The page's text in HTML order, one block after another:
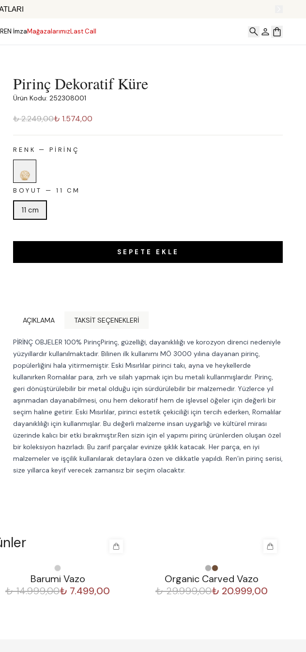
REN İmzaMağazalarımızLast Call
Pirinç Dekoratif Küre
Ürün Kodu: 252308001
₺ 2.249,00₺ 1.574,00
RENK — PIRINÇ
BOYUT — 11 CM
11 cm
SEPETE EKLE
AÇIKLAMA TAKSIT SEÇENEKLERI
PİRİNÇ OBJELER 100% PirinçPirinç, güzelliği, dayanıklılığı ve korozyon direnci nedeniyle
yüzyıllardır kullanılmaktadır. Bilinen ilk kullanımı MÖ 3000 yılına dayanan pirinç,
popülerliğini hala yitirmemiştir. Eski Mısırlılar pirinci takı, ayna ve heykellerde
kullanırken Romalılar para, zırh ve silah yapmak için bu metali kullanmışlardır. Pirinç,
geri dönüştürülebilir bir metal olduğu için sürdürülebilir bir malzemedir. Yüzlerce yıl
aşınmadan dayanabilmesi, onu hem dekoratif hem de işlevsel öğeler için değerli bir
seçim haline getirir. Eski Mısırlılar, pirinci estetik çekiciliği için tercih ederken, Romalılar
dayanıklılığı için kullanmışlar. Bu değerli malzeme insan uygarlığı ve kültürel mirası
üzerinde kalıcı bir etki bırakmıştır.Ren sizin için el yapımı pirinç ürünlerden oluşan özel
bir koleksiyon hazırladı. Bu zarif parçalar evinize şıklık katacak. Her parça, en iyi
malzemeler ve işçilik kullanılarak detaylara özen ve dikkatle yapıldı. Ren’in pirinç serisi,
size yıllarca keyif verecek zamansız bir seçim olacaktır.
Barumi Vazo
₺ 14.999,00₺ 7.499,00
Organic Carved Vazo
₺ 29.999,00₺ 20.999,00